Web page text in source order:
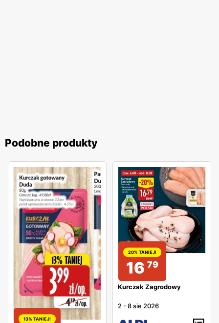
Podobne produkty
13% TANIEJ!
20% TANIEJ!
16 79
Kurczak Zagrodowy
2 -8 sie 2026